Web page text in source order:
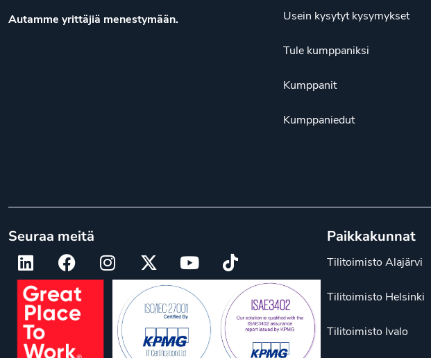
Autamme yrittäjiä menestymään.
Usein kysytyt kysymykset
Tule kumppaniksi
Kumppanit
Kumppaniedut
Seuraa meitä Paikkakunnat
Tilitoimisto Alajärvi
Tilitoimisto Helsinki
Tilitoimisto Ivalo